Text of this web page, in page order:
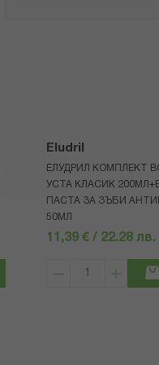
Eludril
ЕЛУДРИЛ КОМПЛЕКТ
УСТА КЛАСИК
ПАСТА ЗА ЗЪБИ
50МЛ
11,39 € / 22.28 лв.